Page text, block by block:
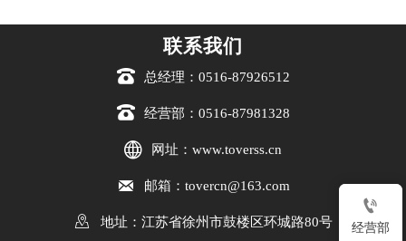
联系我们
 总经理：0516-87926512
 经营部：0516-87981328
 网址：www.toverss.cn
 邮箱：tovercn@163.com
 地址：江苏省徐州市鼓楼区环城路80号

经营部